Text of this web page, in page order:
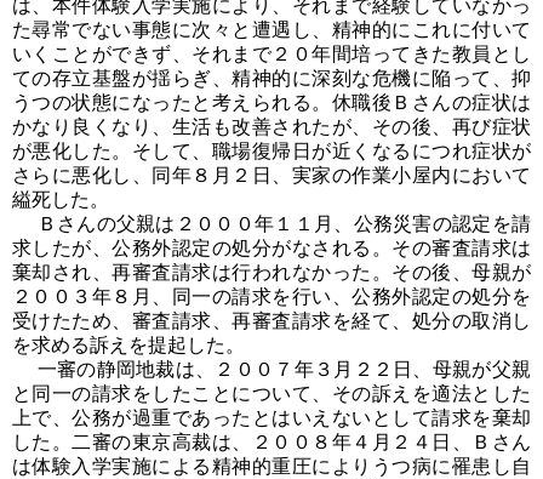
は、本件体験入学実施により、それまで経験していなかっ
た尋常でない事態に次々と遭遇し、精神的にこれに付いて
いくことができず、それまで２０年間培ってきた教員とし
ての存立基盤が揺らぎ、精神的に深刻な危機に陥って、抑
うつの状態になったと考えられる。休職後Ｂさんの症状は
かなり良くなり、生活も改善されたが、その後、再び症状
が悪化した。そして、職場復帰日が近くなるにつれ症状が
さらに悪化し、同年８月２日、実家の作業小屋内において
縊死した。
Ｂさんの父親は２０００年１１月、公務災害の認定を請
求したが、公務外認定の処分がなされる。その審査請求は
棄却され、再審査請求は行われなかった。その後、母親が
２００３年８月、同一の請求を行い、公務外認定の処分を
受けたため、審査請求、再審査請求を経て、処分の取消し
を求める訴えを提起した。
一審の静岡地裁は、２００７年３月２２日、母親が父親
と同一の請求をしたことについて、その訴えを適法とした
上で、公務が過重であったとはいえないとして請求を棄却
した。二審の東京高裁は、２００８年４月２４日、Ｂさん
は体験入学実施による精神的重圧によりうつ病に罹患し自